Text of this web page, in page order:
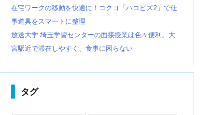
在宅ワークの移動を快適に！コクヨ「ハコビズ2」で仕
事道具をスマートに整理
放送大学 埼玉学習センターの面接授業は色々便利。大
宮駅近で滞在しやすく、食事に困らない
タグ